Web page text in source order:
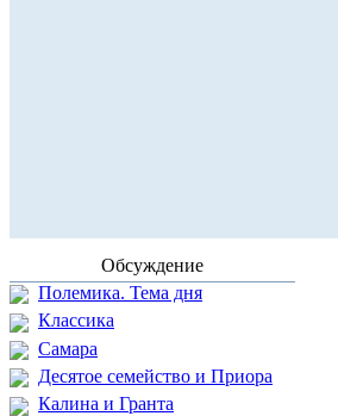
Обсуждение
Полемика. Тема дня
Классика
Самара
Десятое семейство и Приора
Калина и Гранта